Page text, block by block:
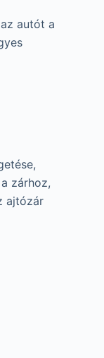
autót a
zárhoz,
ajtózár